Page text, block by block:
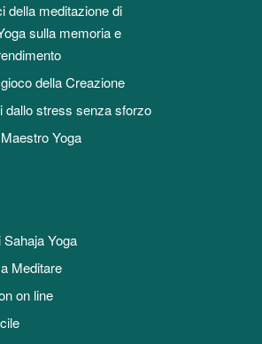
della meditazione di
sulla memoria e
gioco della Creazione
dallo stress senza sforzo
Yoga
Yoga
Meditare
on line